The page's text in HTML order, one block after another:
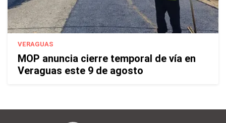
VERAGUAS
MOP anuncia cierre temporal de vía en
Veraguas este 9 de agosto